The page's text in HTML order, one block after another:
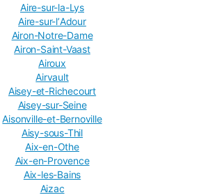
Aire-sur-la-Lys
Aire-sur-lʼAdour
Airon-Notre-Dame
Airon-Saint-Vaast
Airoux
Airvault
Aisey-et-Richecourt
Aisey-sur-Seine
Aisonville-et-Bernoville
Aisy-sous-Thil
Aix-en-Othe
Aix-en-Provence
Aix-les-Bains
Aizac